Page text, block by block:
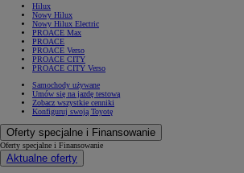
Hilux
Nowy Hilux
Nowy Hilux Electric
PROACE Max
PROACE
PROACE Verso
PROACE CITY
PROACE CITY Verso
Samochody używane
Umów się na jazdę testową
Zobacz wszystkie cenniki
Konfiguruj swoją Toyotę
Oferty specjalne i Finansowanie
Oferty specjalne i Finansowanie
Aktualne oferty